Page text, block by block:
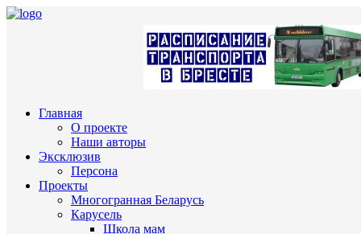
Главная
О проекте
Наши авторы
Эксклюзив
Персона
Проекты
Многогранная Беларусь
Карусель
Школа мам